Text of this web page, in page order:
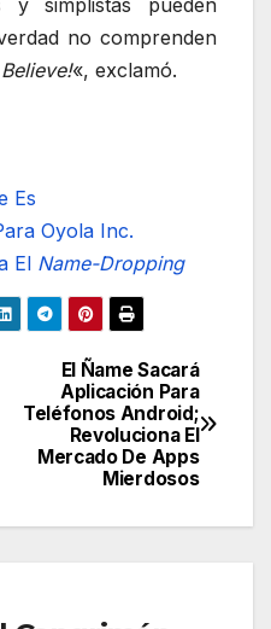
no comprenden
Believe!«, exclamó.
Es
Oyola Inc.
El Name-Dropping
El Ñame Sacará
Aplicación Para
Teléfonos Android;
Revoluciona El
Mercado De Apps
Mierdosos